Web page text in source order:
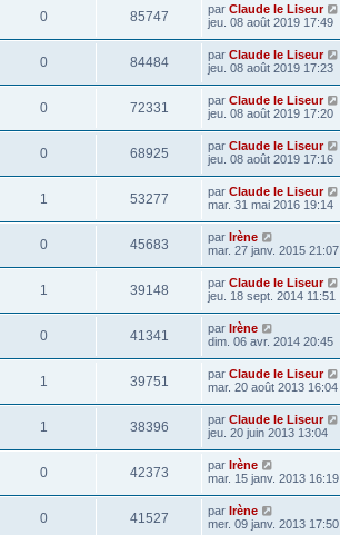
0 85747 par Claude le Liseur
jeu. 08 août 2019 17:49
0 84484 par Claude le Liseur
jeu. 08 août 2019 17:23
0 72331 par Claude le Liseur
jeu. 08 août 2019 17:20
0 68925 par Claude le Liseur
jeu. 08 août 2019 17:16
1 53277 par Claude le Liseur
mar. 31 mai 2016 19:14
0 45683 par Irène
mar. 27 janv. 2015 21:07
1 39148 par Claude le Liseur
jeu. 18 sept. 2014 11:51
0 41341 par Irène
dim. 06 avr. 2014 20:45
1 39751 par Claude le Liseur
mar. 20 août 2013 16:04
1 38396 par Claude le Liseur
jeu. 20 juin 2013 13:04
0 42373 par Irène
mar. 15 janv. 2013 16:19
0 41527 par Irène
mer. 09 janv. 2013 17:50